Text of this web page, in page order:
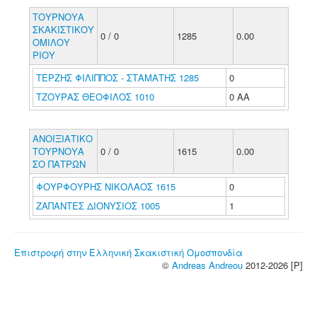
ΤΟΥΡΝΟΥΑ
ΣΚΑΚΙΣΤΙΚΟΥ
ΟΜΙΛΟΥ
ΡΙΟΥ
0 / 0 1285 0.00
ΤΕΡΖΗΣ ΦΙΛΙΠΠΟΣ - ΣΤΑΜΑΤΗΣ 1285
0
ΤΖΟΥΡΑΣ ΘΕΟΦΙΛΟΣ 1010
0 ΑΑ
ΑΝΟΙΞΙΑΤΙΚΟ
ΤΟΥΡΝΟΥΑ
ΣΟ ΠΑΤΡΩΝ
0 / 0 1615 0.00
ΦΟΥΡΦΟΥΡΗΣ ΝΙΚΟΛΑΟΣ 1615
0
ΖΑΠΑΝΤΕΣ ΔΙΟΝΥΣΙΟΣ 1005
1
Επιστροφή στην Ελληνική Σκακιστική Ομοσπονδία
© Andreas Andreou 2012-2026 [P]